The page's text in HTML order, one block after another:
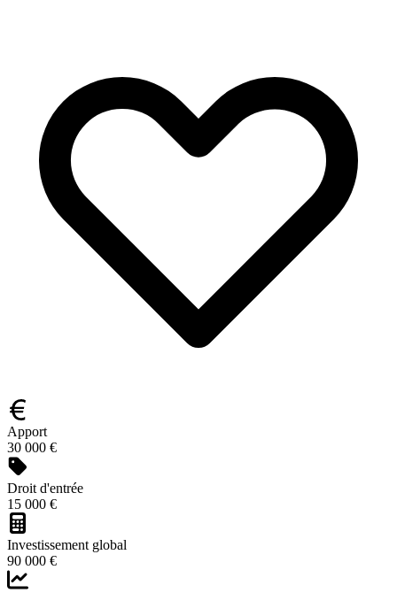
Apport
30 000 €
Droit d'entrée
15 000 €
Investissement global
90 000 €